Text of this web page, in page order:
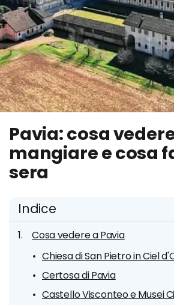
Pavia: cosa
mangiare e cosa
sera
Indice
Cosa vedere a Pavia
Chiesa di San Pietro in Ciel
Certosa di Pavia
Castello Visconteo e Musei